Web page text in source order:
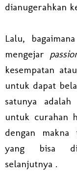
dianugerahkan
Lalu,
mengejar
kesempatan
untuk dapat
satunya
untuk curahan
dengan
yang bisa
selanjutnya .